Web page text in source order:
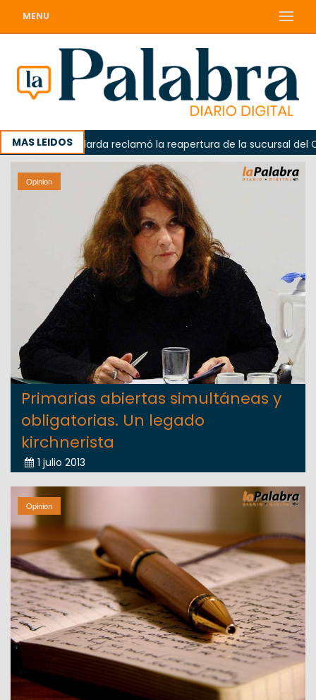
MENU
MAS LEIDOS
Odarda reclamó la reapertura de la sucursal del Correo
Opinion
Primarias abiertas simultáneas y
obligatorias. Un legado
kirchnerista
1 julio 2013
Opinion